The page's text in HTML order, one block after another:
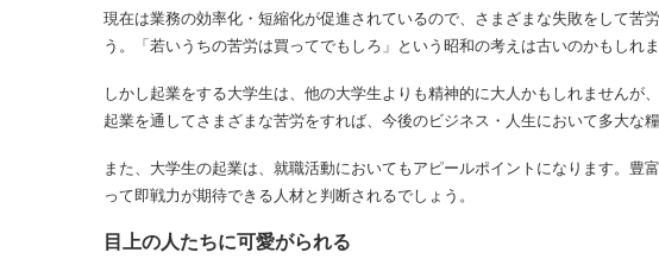
現在は業務の効率化・短縮化が促進されているので、さまざまな失敗をして苦
う。「若いうちの苦労は買ってでもしろ」という昭和の考えは古いのかもしれま
しかし起業をする大学生は、他の大学生よりも精神的に大人かもしれませんが
起業を通してさまざまな苦労をすれば、今後のビジネス・人生において多大な糧
また、大学生の起業は、就職活動においてもアピールポイントになります。豊
って即戦力が期待できる人材と判断されるでしょう。
目上の人たちに可愛がられる